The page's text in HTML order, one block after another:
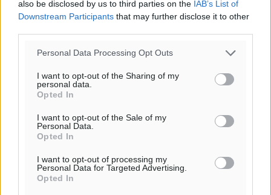
also be disclosed by us to third parties on the IAB’s List of
Downstream Participants that may further disclose it to other
Personal Data Processing Opt Outs
I want to opt-out of the Sharing of my
personal data.
Opted In
I want to opt-out of the Sale of my
Personal Data.
Opted In
I want to opt-out of processing my
Personal Data for Targeted Advertising.
Opted In
Φύλαξε τα στοιχεία μου για την επόμενη φορά.